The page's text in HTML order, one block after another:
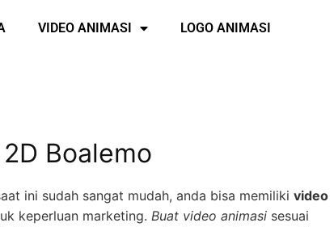
VIDEO ANIMASI LOGO ANIMASI
Boalemo
ini sudah sangat mudah, anda bisa memiliki video
keperluan marketing. Buat video animasi sesuai